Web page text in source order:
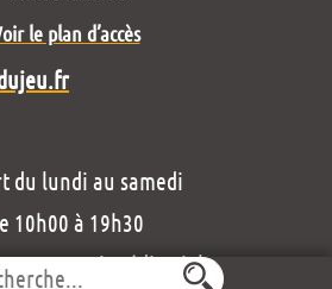
le plan d’accès
du lundi au samedi
10h00 à 19h30
notre projet éditorial :